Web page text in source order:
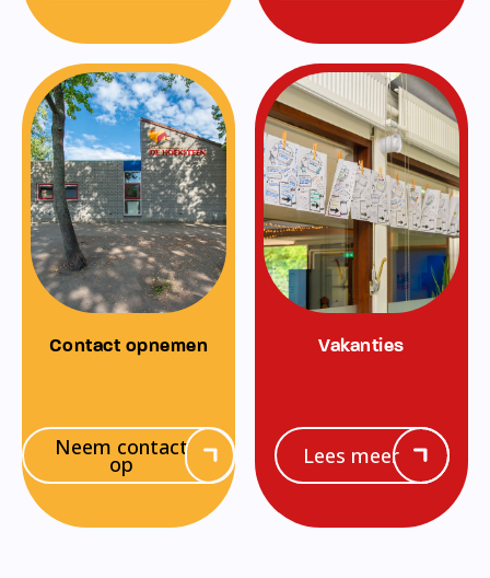
Contact opnemen
Neem contact
op
Vakanties
Lees meer